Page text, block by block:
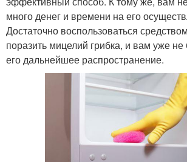
много денег и времени на его
Достаточно воспользоваться
поразить мицелий грибка, и вам уже не
его дальнейшее распространение.